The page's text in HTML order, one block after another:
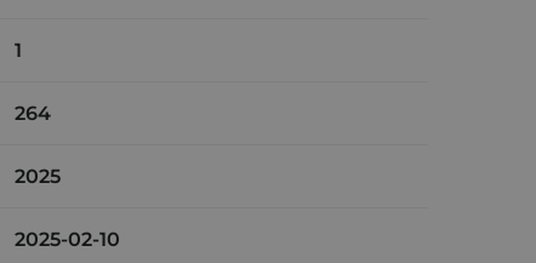
1
264
2025
2025-02-10